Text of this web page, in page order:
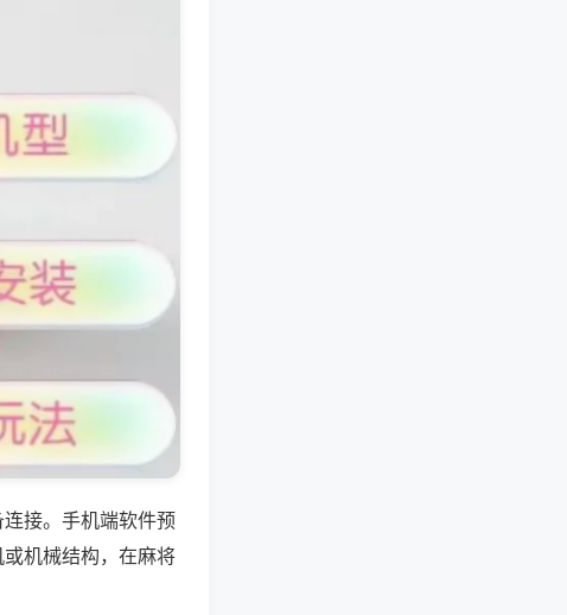
接。手机端软件预
机械结构，在麻将